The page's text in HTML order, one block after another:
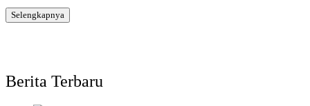
Selengkapnya
Berita Terbaru